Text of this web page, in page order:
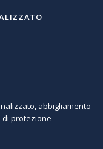
abbigliamento
protezione